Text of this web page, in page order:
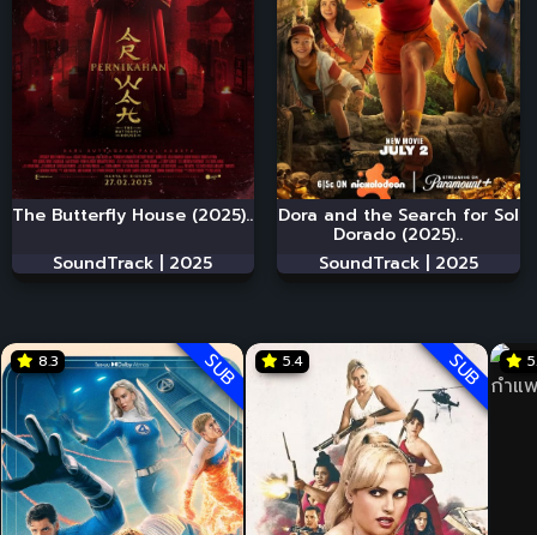
The Butterfly House (2025)..
SoundTrack | 2025
Dora and the Search for Sol
Dorado (2025)..
SoundTrack | 2025
SUB
8.3 SUB
5.4